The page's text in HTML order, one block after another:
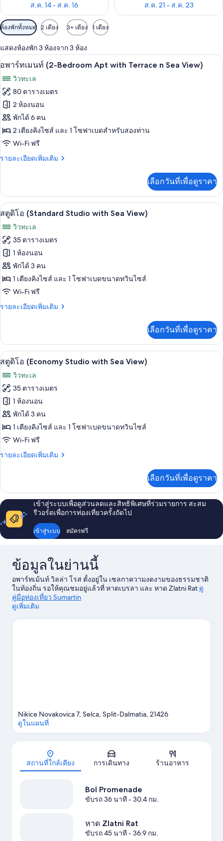
ส.ค. 14 - ส.ค. 16
ส.ค. 21 - ส.ค. 23
ตัว
กรอง
ที่
มี
ให้
สำหรับ
ห้อง
พัก
ห้องพักทั้งหมด 2 เตียง 3+ เตียง 1 เตียง
แสดงห้องพัก 3 ห้องจาก 3 ห้อง
เปิด
ภาพถ่าย
ทั้งหมด
ของ
อ
พาร์
ท
เม
(2-
Bedroom
Apt
with
Terrace
n
Sea
View)
อพาร์ทเมนท์ (2-Bedroom Apt with
23
อพาร์ทเมนท์ (2-Bedroom Apt with Terrace n Sea View)
วิวทะเล
80 ตารางเมตร
2 ห้องนอน
พักได้ 6 คน
2 เตียงคิงไซส์ และ 1 โซฟาเบดสำหรับสองท่าน
Wi-Fi ฟรี
รายละเอียดเพิ่มเติม
ราย
เกี่ยว
กับ
อ
พาร์
ท
เม
นท์
(2-
Bedroom
Apt
with
Terrace
Sea
เลือกวันที่เพื่อดูราคา
เปิด
ภาพถ่าย
ทั้งหมด
ของ
สตู
ดิโอ
(Standard
Studio
View)
สตูดิโอ (Standard Studio with Sea
13
สตูดิโอ (Standard Studio with Sea View)
วิวทะเล
35 ตารางเมตร
1 ห้องนอน
พักได้ 3 คน
1 เตียงคิงไซส์ และ 1 โซฟาเบดขนาดทวินไซส์
Wi-Fi ฟรี
รายละเอียดเพิ่มเติม
ราย
เกี่ยว
กับ
สตู
โอ
(Standard
Studio
with
Sea
View)
เลือกวันที่เพื่อดูราคา
เปิด
ภาพถ่าย
ทั้งหมด
ของ
สตู
ดิโอ
(Economy
Studio
View)
สตูดิโอ (Economy Studio with Sea
10
สตูดิโอ (Economy Studio with Sea View)
วิวทะเล
35 ตารางเมตร
1 ห้องนอน
พักได้ 3 คน
1 เตียงคิงไซส์ และ 1 โซฟาเบดขนาดทวินไซส์
Wi-Fi ฟรี
รายละเอียดเพิ่มเติม
ราย
เกี่ยว
กับ
สตู
โอ
(Economy
View)
เลือกวันที่เพื่อดูราคา
เข้าสู่ระบบเพื่อดูส่วนลดและสิทธิพิเศษที่ร่วมรายการ สะสม
รีวอร์ดเพื่อการท่องเที่ยวครั้งถัดไป
เข้าสู่ระบบ สมัครฟรี
ข้อมูลในย่านนี้
อพาร์ทเม้นท์ วิลล่า โรส ตั้งอยู่ใน เซลกาความงดงามของธรรมชาติ
ในท้องถิ่น รอให้คุณชมอยู่แล้วที่ หาดเบรลา และ หาด Zlatni Rat ดู
คู่มือท่องเที่ยว Sumartin
ดูเพิ่มเติม
แผนที่
Nikice Novakovica 7, Selca, Split-Dalmatia, 21426
ดูในแผนที่
สถานที่ใกล้เคียง การเดินทาง ร้านอาหาร
Bol Promenade
ขับรถ 36 นาที- 30.4 กม.
หาด Zlatni Rat
ขับรถ 45 นาที- 36.9 กม.